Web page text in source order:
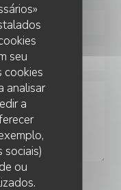
seu
cookies
analisar
a
sociais)
ou
direito de se opor a